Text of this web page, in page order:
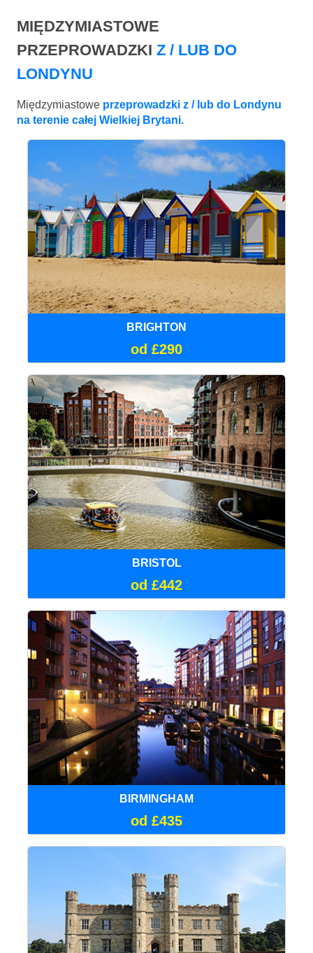
MIĘDZYMIASTOWE
PRZEPROWADZKI Z / LUB DO
LONDYNU
Międzymiastowe przeprowadzki z / lub do Londynu
na terenie całej Wielkiej Brytani.
BRIGHTON
od £290
BRISTOL
od £442
BIRMINGHAM
od £435